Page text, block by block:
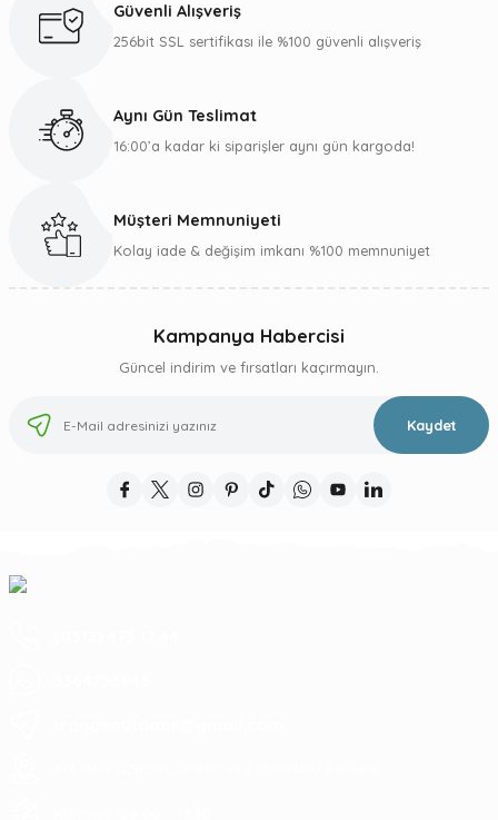
Ürün bilgilerinde hatalar bulunuyor.
Gönder
Güvenli Alışveriş
256bit SSL sertifikası ile %100 güvenli alışveriş
Aynı Gün Teslimat
16:00’a kadar ki siparişler aynı gün kargoda!
Müşteri Memnuniyeti
Kolay iade & değişim imkanı %100 memnuniyet
Kampanya Habercisi
Güncel indirim ve fırsatları kaçırmayın.
Kaydet